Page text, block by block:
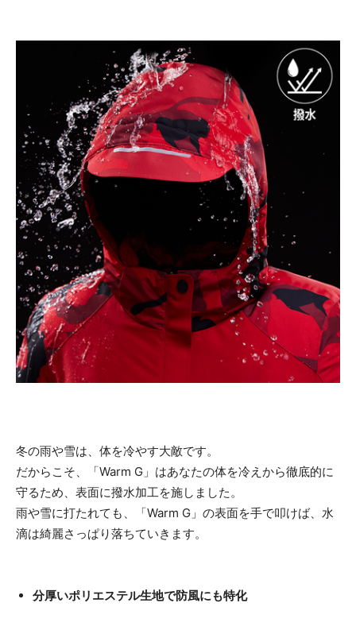
冬の雨や雪は、体を冷やす大敵です。
だからこそ、「Warm G」はあなたの体を冷えから徹底的に
守るため、表面に撥水加工を施しました。
雨や雪に打たれても、「Warm G」の表面を手で叩けば、水
滴は綺麗さっぱり落ちていきます。
分厚いポリエステル生地で防風にも特化